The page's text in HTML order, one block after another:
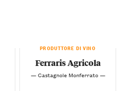
PRODUTTORE DI VINO
Ferraris Agricola
— Castagnole Monferrato —